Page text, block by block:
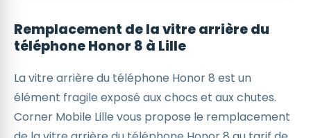
Remplacement de la vitre arrière du
téléphone Honor 8 à Lille
La vitre arrière du téléphone Honor 8 est un
élément fragile exposé aux chocs et aux chutes.
Corner Mobile Lille vous propose le remplacement